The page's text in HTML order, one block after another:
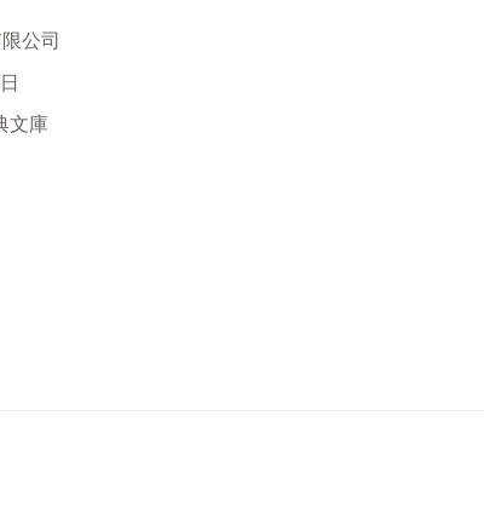
公司
文庫